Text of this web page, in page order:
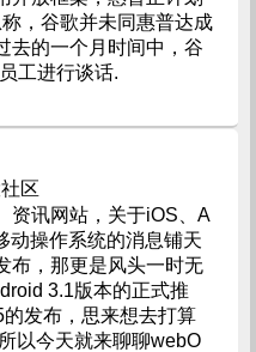
，谷歌并未同惠普达成
去的一个月时间中，谷
工进行谈话.
区
资讯网站，关于iOS、A
动操作系统的消息铺天
布，那更是风头一时无
3.1版本的正式推
发布，思来想去打算
以今天就来聊聊webO